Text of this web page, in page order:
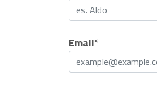
Email*